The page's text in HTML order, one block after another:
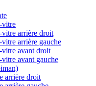
vitre
arrière droit
arrière gauche
vitre avant droit
avant gauche
arrière droit